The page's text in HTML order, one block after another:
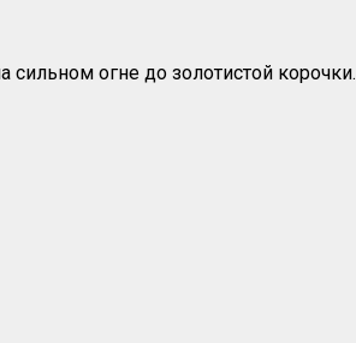
огне до золотистой корочки.